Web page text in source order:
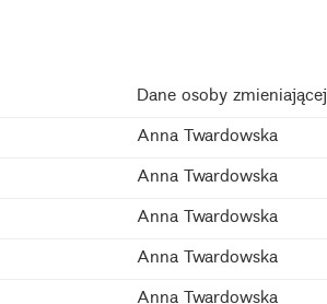
Dane osoby zmieniającej
Anna Twardowska
Anna Twardowska
Anna Twardowska
Anna Twardowska